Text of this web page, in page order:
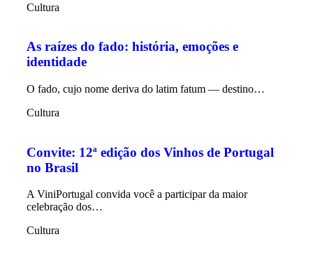
Cultura
As raízes do fado: história, emoções e
identidade
O fado, cujo nome deriva do latim fatum — destino…
Cultura
Convite: 12ª edição dos Vinhos de Portugal
no Brasil
A ViniPortugal convida você a participar da maior
celebração dos…
Cultura